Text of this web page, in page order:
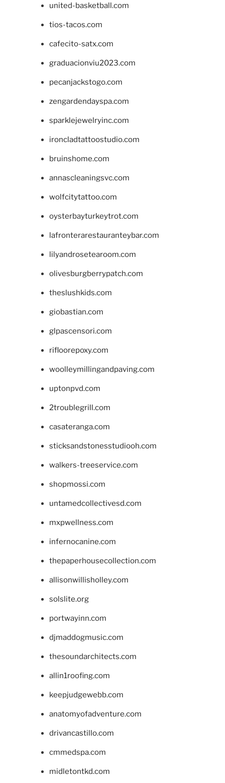
united-basketball.com
tios-tacos.com
cafecito-satx.com
graduacionviu2023.com
pecanjackstogo.com
zengardendayspa.com
sparklejewelryinc.com
ironcladtattoostudio.com
bruinshome.com
annascleaningsvc.com
wolfcitytattoo.com
oysterbayturkeytrot.com
lafronterarestauranteybar.com
lilyandrosetearoom.com
olivesburgberrypatch.com
theslushkids.com
giobastian.com
glpascensori.com
rifloorepoxy.com
woolleymillingandpaving.com
uptonpvd.com
2troublegrill.com
casateranga.com
sticksandstonesstudiooh.com
walkers-treeservice.com
shopmossi.com
untamedcollectivesd.com
mxpwellness.com
infernocanine.com
thepaperhousecollection.com
allisonwillisholley.com
solslite.org
portwayinn.com
djmaddogmusic.com
thesoundarchitects.com
allin1roofing.com
keepjudgewebb.com
anatomyofadventure.com
drivancastillo.com
cmmedspa.com
midletontkd.com